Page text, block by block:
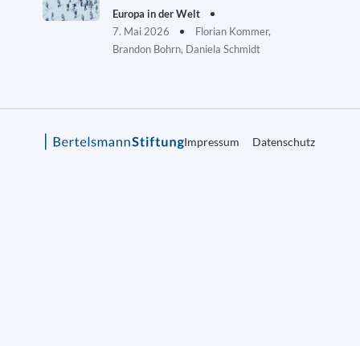
Europa in der Welt
7. Mai 2026
Florian Kommer,
Brandon Bohrn, Daniela Schmidt
Impressum Datenschutz